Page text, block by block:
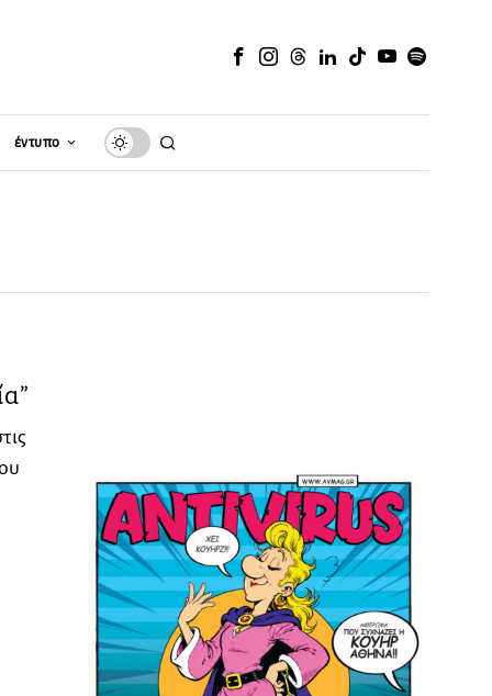
έντυπο